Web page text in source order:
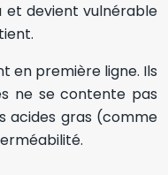
et devient vulnérable
en première ligne. Ils
ne se contente pas
acides gras (comme